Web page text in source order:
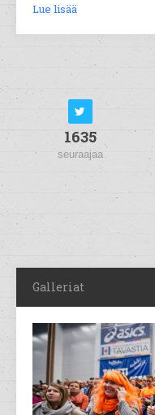
Lue lisää
1635
seuraajaa
Galleriat